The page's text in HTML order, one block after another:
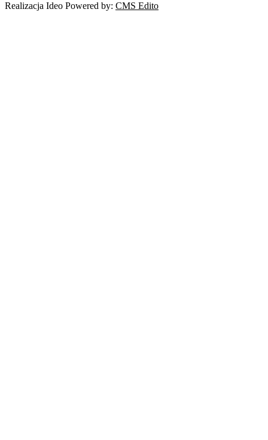
Realizacja Ideo Powered by: CMS Edito